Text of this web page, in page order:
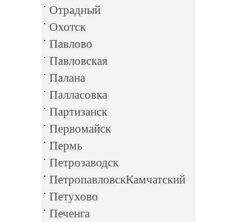
Отрадный
Охотск
Павлово
Павловская
Палана
Палласовка
Партизанск
Первомайск
Пермь
Петрозаводск
ПетропавловскКамчатский
Петухово
Печенга